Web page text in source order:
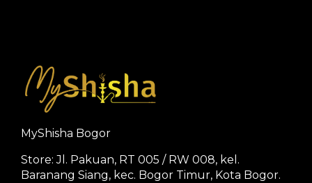
MyShisha Bogor
Store: Jl. Pakuan, RT 005 / RW 008, kel.
Baranang Siang, kec. Bogor Timur, Kota Bogor.